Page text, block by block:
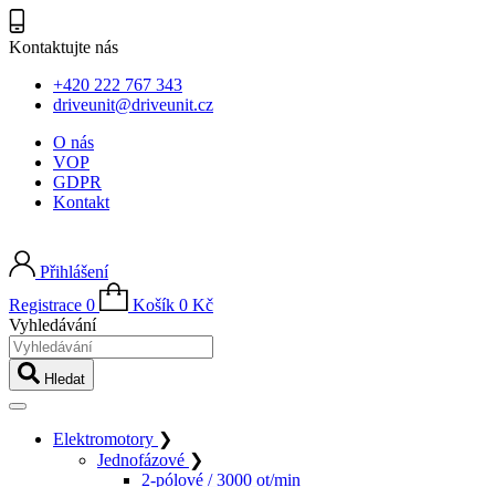
Kontaktujte nás
+420 222 767 343
driveunit@driveunit.cz
O nás
VOP
GDPR
Kontakt
Přihlášení
Registrace 0 Košík 0 Kč
Vyhledávání
Hledat
Elektromotory ❯
Jednofázové ❯
2-pólové / 3000 ot/min